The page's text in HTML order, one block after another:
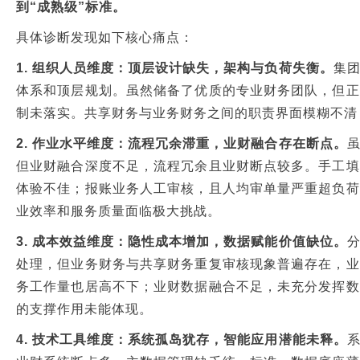
到“成熟级”标准。
具体诊断发现如下核心痛点：
1. 组织人员维度：顶层设计缺失，架构与负荷失衡。 集
体系和顶层规划。虽然储备了优质的专业财务团队，但
制未落实。共享财务与业务财务之间的职责界面模糊不清
2. 作业水平维度：流程冗余滞重，业财融合存在断点。
但业财融合深度不足，流程冗余且业财断点较多。手工
体验不佳；报账业务人工审核，且人均审单量严重超负
业效率和服务质量面临极大挑战。
3. 成本效益维度：隐性成本增加，数据赋能价值缺位。
处理，但业务财务与共享财务重复审核现象普遍存在，
务工作量也居高不下；业财数据融合不足，未充分发挥
的支撑作用未能体现。
4. 技术工具维度：系统孤岛犹存，智能应用潜能未释。